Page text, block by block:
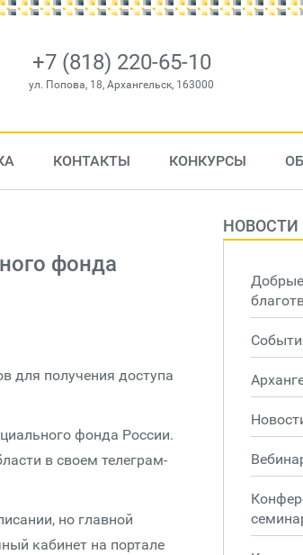
+7 (818) 220-65-10
ул. Попова, 18, Архангельск, 163000
КОНТАКТЫ КОНКУРСЫ
фонда
для получения доступа
фонда России.
в своем телеграм-
но главной
кабинет на портале
НОВОСТИ